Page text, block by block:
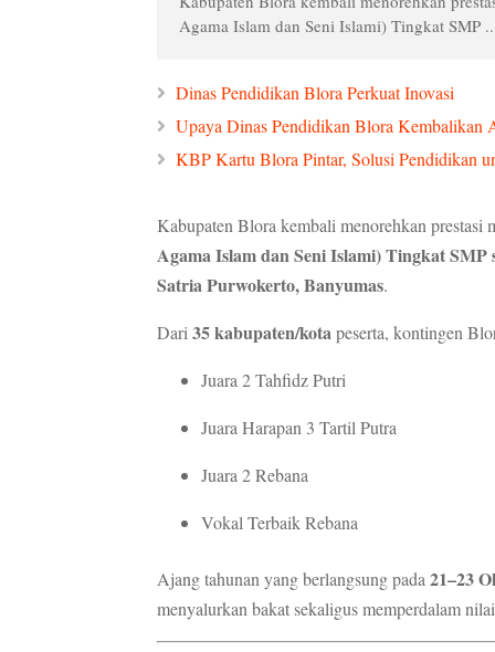
Agama Islam dan Seni Islami) Tingkat SMP
Dinas Pendidikan Blora Perkuat Inovasi
Upaya Dinas Pendidikan Blora Kembalikan
KBP Kartu Blora Pintar, Solusi Pendidikan
Kabupaten Blora kembali menorehkan prestasi
Agama Islam dan Seni Islami) Tingkat SMP
Satria Purwokerto, Banyumas.
Dari 35 kabupaten/kotapeserta, kontingen
Juara 2 Tahfidz Putri
Juara Harapan 3 Tartil Putra
Juara 2 Rebana
Vokal Terbaik Rebana
Ajang tahunan yang berlangsung pada 21–23
menyalurkan bakat sekaligus memperdalam